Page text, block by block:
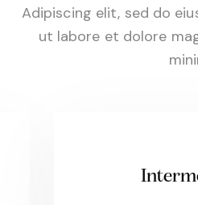
Adipiscing elit, sed do
ut labore et dolore